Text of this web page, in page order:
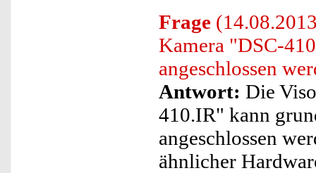
Frage
Kamera "DSC-
angeschlossen
Antwort: Die
410.IR" kann
angeschlossen
ähnlicher